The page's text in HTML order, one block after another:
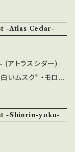
ンで香りを変えて
インで複数持ちも
ではAir Fresh
合わせて選ぶこと
した、イギリスの
シュガーデンから
華やかな花の香り
さを広げてくれま
ーズンで香りを変
デザインで複数持
ではAir F
-Atlas Cedar-
(アトラスシダー)
いムスク" ・モロッ
のユニークなブレ
せる土の香りと、
囲気です。 平和で
-Shinrin-yoku-